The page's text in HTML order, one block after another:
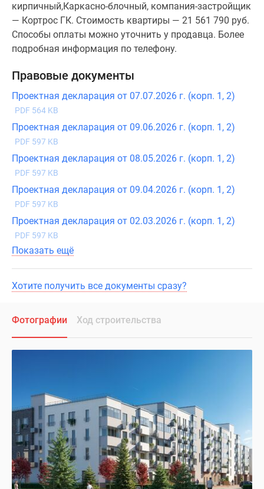
кирпичный,Каркасно-блочный, компания-застройщик
— Кортрос ГК. Стоимость квартиры — 21 561 790 руб.
Способы оплаты можно уточнить у продавца. Более
подробная информация по телефону.
Правовые документы
Проектная декларация от 07.07.2026 г. (корп. 1, 2)
PDF 564 KB
Проектная декларация от 09.06.2026 г. (корп. 1, 2)
PDF 597 KB
Проектная декларация от 08.05.2026 г. (корп. 1, 2)
PDF 597 KB
Проектная декларация от 09.04.2026 г. (корп. 1, 2)
PDF 597 KB
Проектная декларация от 02.03.2026 г. (корп. 1, 2)
PDF 597 KB
Показать ещё
Хотите получить все документы сразу?
Фотографии Ход строительства